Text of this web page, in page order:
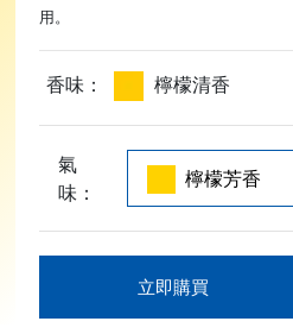
用。
香味： 檸檬清香
氣
味：
立即購買